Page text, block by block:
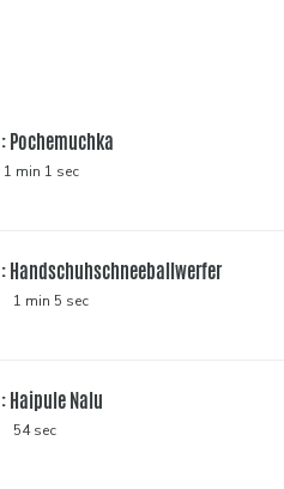
Pochemuchka
1 min 1 sec
Handschuhschneeballwerfer
1 min 5 sec
Haipule Nalu
54 sec